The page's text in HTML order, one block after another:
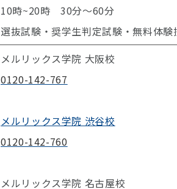
10時~20時 30分〜60分
選抜試験・奨学生判定試験・無料体験
メルリックス学院 大阪校
0120-142-767
メルリックス学院 渋谷校
0120-142-760
メルリックス学院 名古屋校